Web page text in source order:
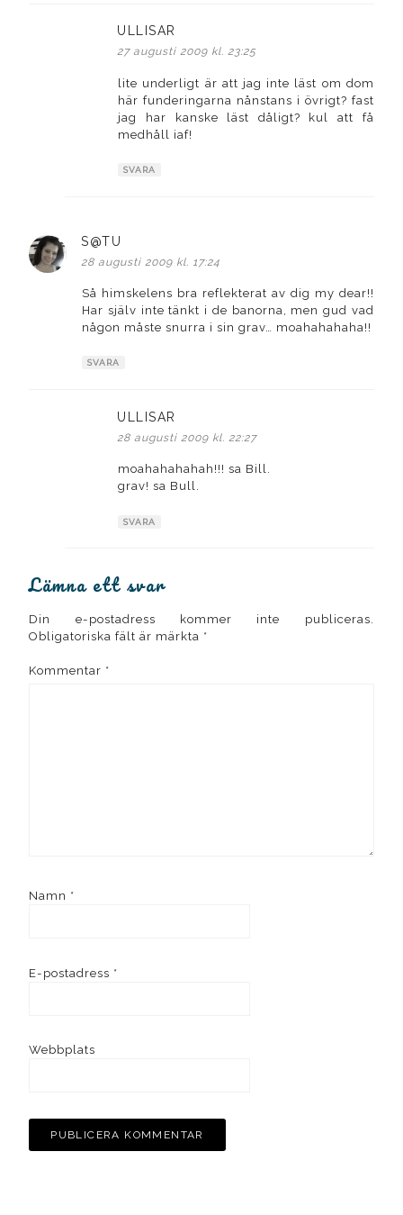
ULLISAR
27 augusti 2009 kl. 23:25
lite underligt är att jag inte läst om dom
här funderingarna nånstans i övrigt? fast
jag har kanske läst dåligt? kul att få
medhåll iaf!
SVARA
S@TU
28 augusti 2009 kl. 17:24
Så himskelens bra reflekterat av dig my dear!!
Har själv inte tänkt i de banorna, men gud vad
någon måste snurra i sin grav… moahahahaha!!
SVARA
ULLISAR
28 augusti 2009 kl. 22:27
moahahahahah!!! sa Bill.
grav! sa Bull.
SVARA
Lämna ett svar
Din e-postadress kommer inte publiceras.
Obligatoriska fält är märkta *
Kommentar *
Namn *
E-postadress *
Webbplats